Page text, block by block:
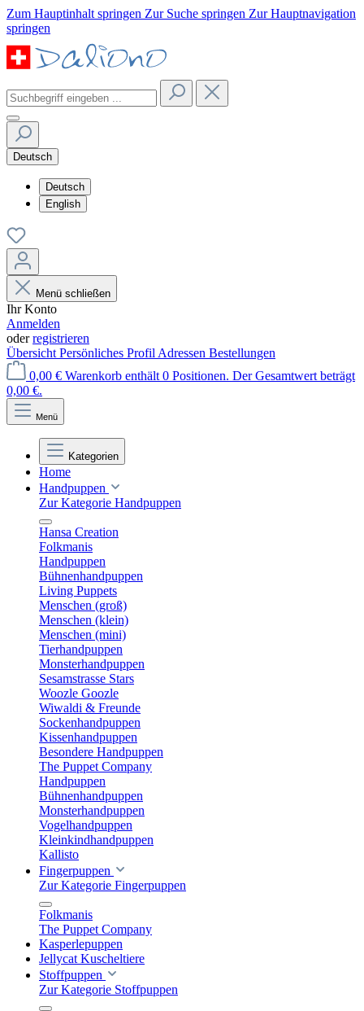
Zum Hauptinhalt springen Zur Suche springen Zur Hauptnavigation
springen
Deutsch
Deutsch
English
Menü schließen
Ihr Konto
Anmelden
oderregistrieren
Übersicht Persönliches Profil Adressen Bestellungen
0,00 € Warenkorb enthält 0 Positionen. Der Gesamtwert beträgt
0,00 €.
Menü
Kategorien
Home
Handpuppen
Zur Kategorie Handpuppen
Hansa Creation
Folkmanis
Handpuppen
Bühnenhandpuppen
Living Puppets
Menschen (groß)
Menschen (klein)
Menschen (mini)
Tierhandpuppen
Monsterhandpuppen
Sesamstrasse Stars
Woozle Goozle
Wiwaldi & Freunde
Sockenhandpuppen
Kissenhandpuppen
Besondere Handpuppen
The Puppet Company
Handpuppen
Bühnenhandpuppen
Monsterhandpuppen
Vogelhandpuppen
Kleinkindhandpuppen
Kallisto
Fingerpuppen
Zur Kategorie Fingerpuppen
Folkmanis
The Puppet Company
Kasperlepuppen
Jellycat Kuscheltiere
Stoffpuppen
Zur Kategorie Stoffpuppen